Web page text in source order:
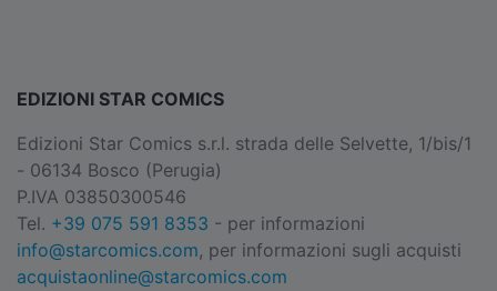
EDIZIONI STAR COMICS
Edizioni Star Comics s.r.l. strada delle Selvette, 1/bis/1
- 06134 Bosco (Perugia)
P.IVA 03850300546
Tel. +39 075 591 8353 - per informazioni
info@starcomics.com, per informazioni sugli acquisti
acquistaonline@starcomics.com